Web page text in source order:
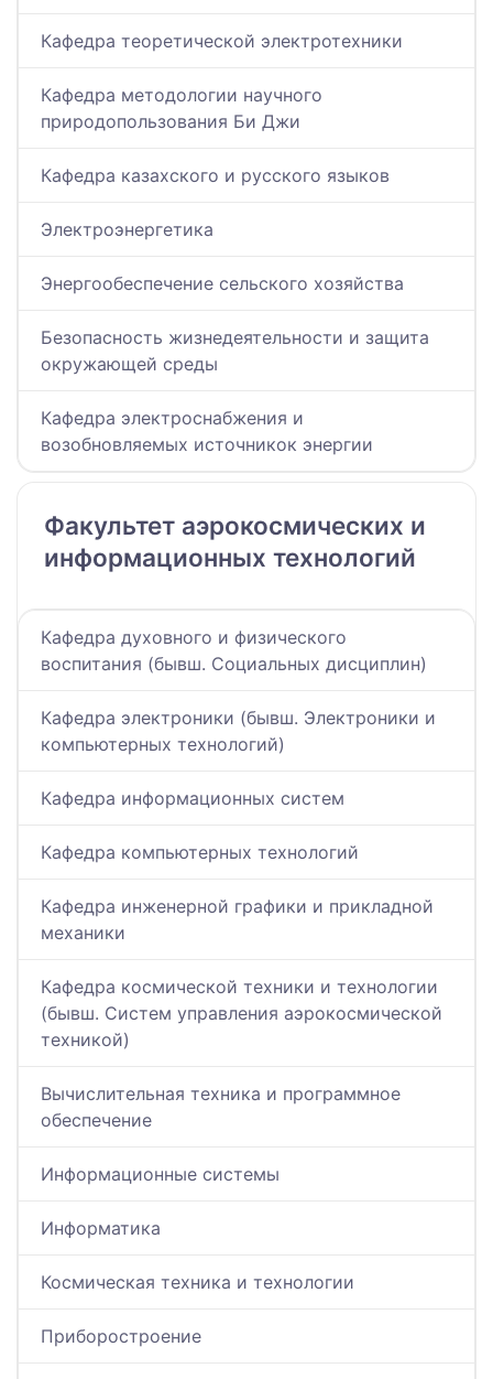
Кафедра теоретической электротехники
Кафедра методологии научного
природопользования Би Джи
Кафедра казахского и русского языков
Электроэнергетика
Энергообеспечение сельского хозяйства
Безопасность жизнедеятельности и защита
окружающей среды
Кафедра электроснабжения и
возобновляемых источникок энергии
Факультет аэрокосмических и
информационных технологий
Кафедра духовного и физического
воспитания (бывш. Социальных дисциплин)
Кафедра электроники (бывш. Электроники и
компьютерных технологий)
Кафедра информационных систем
Кафедра компьютерных технологий
Кафедра инженерной графики и прикладной
механики
Кафедра космической техники и технологии
(бывш. Систем управления аэрокосмической
техникой)
Вычислительная техника и программное
обеспечение
Информационные системы
Информатика
Космическая техника и технологии
Приборостроение